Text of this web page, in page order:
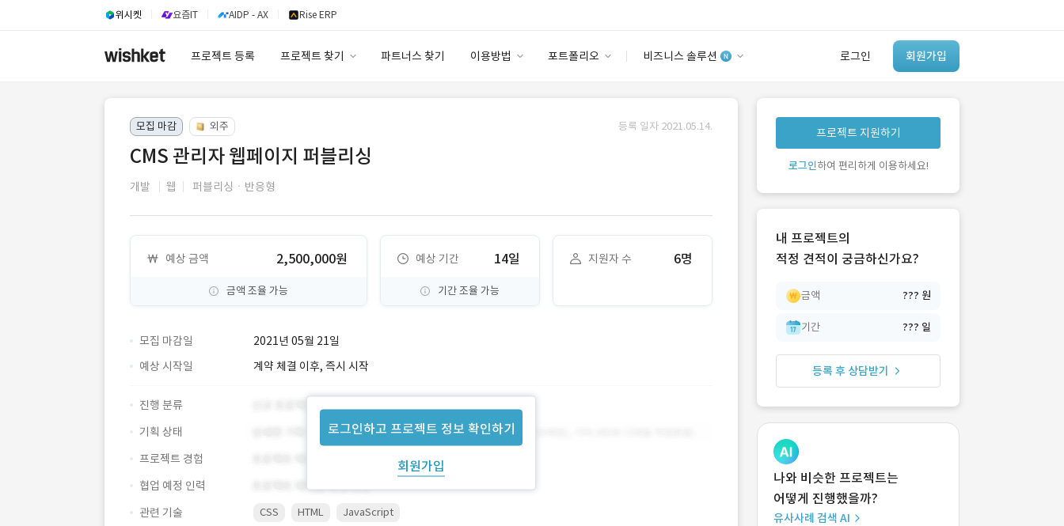
위시켓 요즘IT AIDP - AX Rise ERP
프로젝트 등록 프로젝트 찾기 파트너스 찾기 이용방법 포트폴리오 비즈니스 솔루션 로그인 회원가입
안심 코드 케어
유사사례 검색 AI
‘이런 거’ 만들어본
개발 회사 있어?
모집 마감 외주 등록 일자 2021.05.14.
CMS 관리자 웹페이지 퍼블리싱
개발 웹 퍼블리싱ㆍ반응형
예상 금액 2,500,000원
금액 조율 가능
예상 기간 14일
기간 조율 가능
지원자 수 6명
모집 마감일 2021년 05월 21일
로그인하고 프로젝트 정보 확인하기
회원가입
예상 시작일 계약 체결 이후, 즉시 시작
진행 분류
기획 상태
프로젝트 경험
협업 예정 인력
관련 기술
CSS HTML JavaScript
프로젝트 지원하기
로그인하여 편리하게 이용하세요!
내 프로젝트의
적정 견적이 궁금하신가요?
금액 ??? 원
기간 ??? 일
등록 후 상담받기
나와 비슷한 프로젝트는
어떻게 진행했을까?
유사사례 검색 AI